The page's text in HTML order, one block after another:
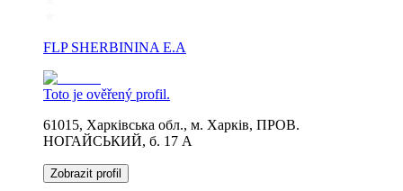
FLP SHERBININA E.A
Toto je ověřený profil.
61015, Харківська обл., м. Харків, ПРОВ.
НОГАЙСЬКИЙ, б. 17 А
Zobrazit profil